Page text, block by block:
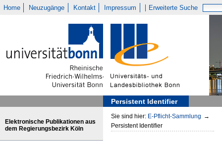
Home Neuzugänge Kontakt Impressum Erweiterte Suche
Persistent Identifier
Elektronische Publikationen aus
dem Regierungsbezirk Köln
Sie sind hier: E-Pflicht-Sammlung →
Persistent Identifier